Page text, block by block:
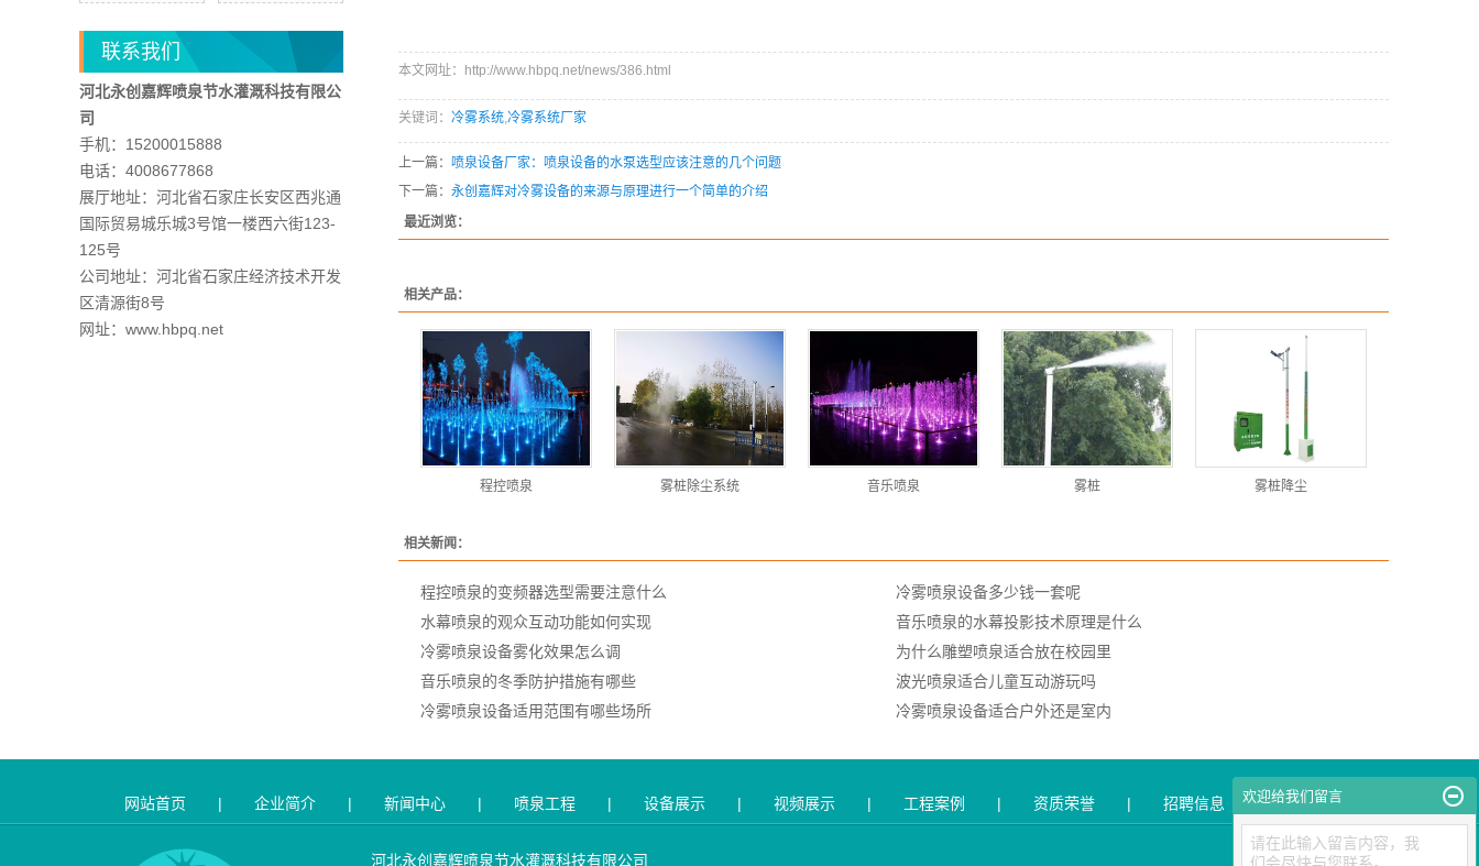
联系我们
河北永创嘉辉喷泉节水灌溉科技有限公
司
手机：15200015888
电话：4008677868
展厅地址：河北省石家庄长安区西兆通
国际贸易城乐城3号馆一楼西六街123-
125号
公司地址：河北省石家庄经济技术开发
区清源街8号
网址：www.hbpq.net
本文网址：http://www.hbpq.net/news/386.html
关键词： 冷雾系统,冷雾系统厂家
上一篇： 喷泉设备厂家：喷泉设备的水泵选型应该注意的几个问题
下一篇： 永创嘉辉对冷雾设备的来源与原理进行一个简单的介绍
最近浏览：
相关产品：
程控喷泉 雾桩除尘系统 音乐喷泉 雾桩 雾桩降尘
相关新闻：
程控喷泉的变频器选型需要注意什么
冷雾喷泉设备多少钱一套呢
水幕喷泉的观众互动功能如何实现
音乐喷泉的水幕投影技术原理是什么
冷雾喷泉设备雾化效果怎么调
为什么雕塑喷泉适合放在校园里
音乐喷泉的冬季防护措施有哪些
波光喷泉适合儿童互动游玩吗
冷雾喷泉设备适用范围有哪些场所
冷雾喷泉设备适合户外还是室内
网站首页 | 企业简介 | 新闻中心 | 喷泉工程 | 设备展示 | 视频展示 | 工程案例 | 资质荣誉 | 招聘信息 | 联系我们
河北永创嘉辉喷泉节水灌溉科技有限公司
欢迎给我们留言
请在此输入留言内容，我